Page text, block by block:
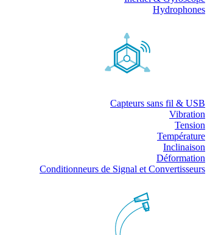
Hydrophones
Capteurs sans fil & USB
Vibration
Tension
Température
Inclinaison
Déformation
Conditionneurs de Signal et Convertisseurs